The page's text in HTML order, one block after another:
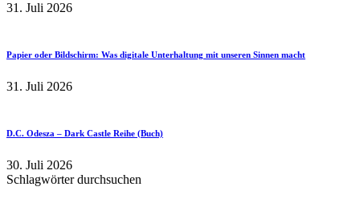
31. Juli 2026
Papier oder Bildschirm: Was digitale Unterhaltung mit unseren Sinnen macht
31. Juli 2026
D.C. Odesza – Dark Castle Reihe (Buch)
30. Juli 2026
Schlagwörter durchsuchen